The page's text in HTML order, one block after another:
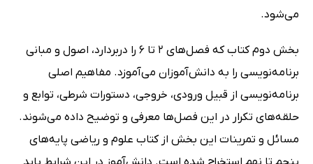
می‌شود.
بخش دوم کتاب که فصل‌های 2 تا 6 را دربردارد، اصول و مبانی
برنامه‌نویسی را به دانش‌آموزان می‌آموزد. مفاهیم اصلی
برنامه‌نویسی از قبیل ورودی، خروجی، دستورات شرطی، توابع و
حلقه‌های تکرار در این فصل‌ها معرفی و توضیح داده می‌شوند.
مسائل و تمرینات این بخش از کتاب علوم و ریاضی پایه‌های